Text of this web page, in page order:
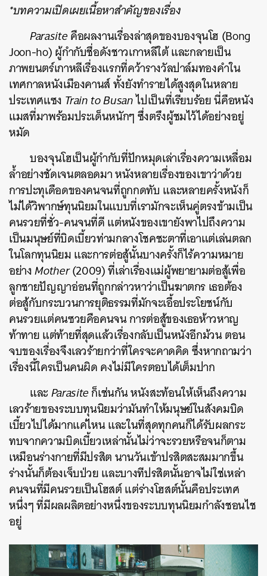
*บทความเปิดเผยเนื้อหาสำคัญของเรื่อง
Parasiteคือผลงานเรื่องล่าสุดของบองจุนโฮ (Bong
Joon-ho) ผู้กำกับชื่อดังชาวเกาหลีใต้ และกลายเป็น
ภาพยนตร์เกาหลีเรื่องแรกที่คว้ารางวัลปาล์มทองคำใน
เทศกาลหนังเมืองคานส์ ทั้งยังทำรายได้สูงสุดในหลาย
ประเทศแซง Train to Busanไปเป็นที่เรียบร้อย นี่คือหนัง
แมสที่มาพร้อมประเด็นหนักๆ ซึ่งตรึงผู้ชมไว้ได้อย่างอยู่
หมัด
บองจุนโฮเป็นผู้กำกับที่ปักหมุดเล่าเรื่องความเหลื่อม
ล้ำอย่างชัดเจนตลอดมา หนังหลายเรื่องของเขาว่าด้วย
การปะทุเดือดของคนจนที่ถูกกดทับ และหลายครั้งหนังก็
ไม่ได้วิพากษ์ทุนนิยมในแบบที่เรามักจะเห็นคู่ตรงข้ามเป็น
คนรวยที่ชั่ว-คนจนที่ดี แต่หนังของเขายังพาไปถึงความ
เป็นมนุษย์ที่บิดเบี้ยวท่ามกลางโชคชะตาที่เอาแต่เล่นตลก
ในโลกทุนนิยม และการต่อสู้นั้นบางครั้งก็ไร้ความหมาย
อย่างMother(2009) ที่เล่าเรื่องแม่ผู้พยายามต่อสู้เพื่อ
ลูกชายปัญญาอ่อนที่ถูกกล่าวหาว่าเป็นฆาตกร เธอต้อง
ต่อสู้กับกระบวนการยุติธรรมที่มักจะเอื้อประโยชน์กับ
คนรวยแต่คนซวยคือคนจน การต่อสู้ของเธอห้าวหาญ
ท้าทาย แต่ท้ายที่สุดแล้วเรื่องกลับเป็นหนังอีกม้วน ตอน
จบของเรื่องจึงเลวร้ายกว่าที่ใครจะคาดคิด ซึ่งหากถามว่า
เรื่องนี้ใครเป็นคนผิด คงไม่มีใครตอบได้เต็มปาก
และParasiteก็เช่นกันหนังสะท้อนให้เห็นถึงความ
เลวร้ายของระบบทุนนิยมว่ามันทำให้มนุษย์ในสังคมบิด
เบี้ยวไปได้มากแค่ไหน และในที่สุดทุกคนก็ได้รับผลกระ
ทบจากความบิดเบี้ยวเหล่านั้นไม่ว่าจะรวยหรือจนก็ตาม
เหมือนร่างกายที่มีปรสิต นานวันเข้าปรสิตสะสมมากขึ้น
ร่างนั้นก็ต้องเจ็บป่วย และบางทีปรสิตนั้นอาจไม่ใช่เหล่า
คนจนที่มีคนรวยเป็นโฮสต์ แต่ร่างโฮสต์นั้นคือประเทศ
หนึ่งๆ ที่มีผลผลิตอย่างหนึ่งของระบบทุนนิยมกำลังชอนไช
อยู่